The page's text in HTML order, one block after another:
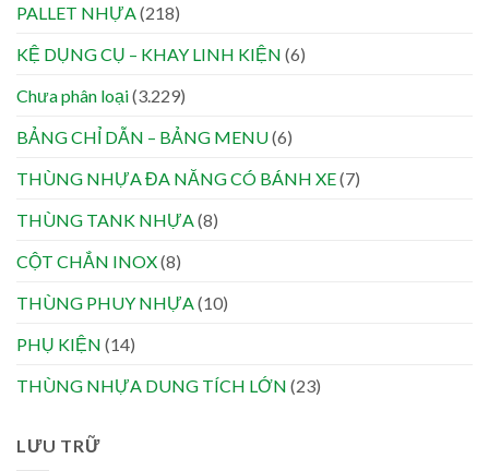
PALLET NHỰA(218)
KỆ DỤNG CỤ – KHAY LINH KIỆN (6)
Chưa phân loại(3.229)
BẢNG CHỈ DẪN – BẢNG MENU(6)
THÙNG NHỰA ĐA NĂNG CÓ BÁNH XE(7)
THÙNG TANK NHỰA(8)
CỘT CHẮN INOX(8)
THÙNG PHUY NHỰA(10)
PHỤ KIỆN (14)
THÙNG NHỰA DUNG TÍCH LỚN (23)
LƯU TRỮ